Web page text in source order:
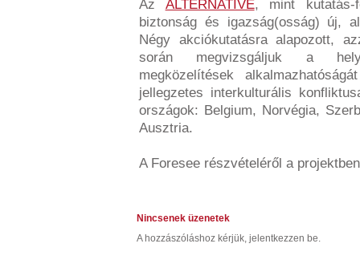
Az ALTERNATIVE, mint kutatás-
biztonság és igazság(osság) új,
Négy akciókutatásra alapozott,
során megvizsgáljuk a
megközelítések
jellegzetes interkulturális
országok: Belgium, Norvégia,
Ausztria.
A Foresee részvételéről a
Nincsenek üzenetek
A hozzászóláshoz kérjük, jelentkezzen be.